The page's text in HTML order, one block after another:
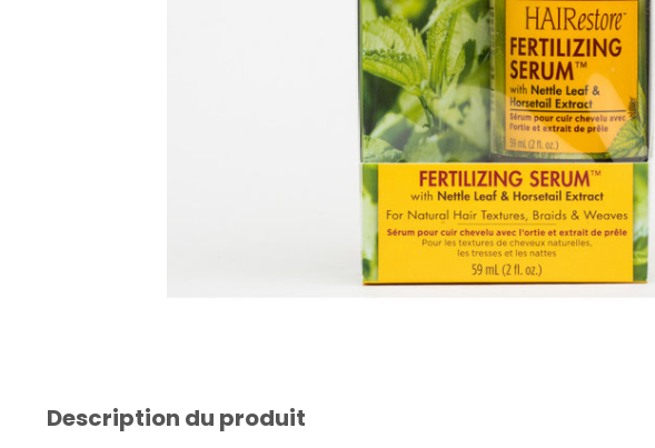
Description du produit